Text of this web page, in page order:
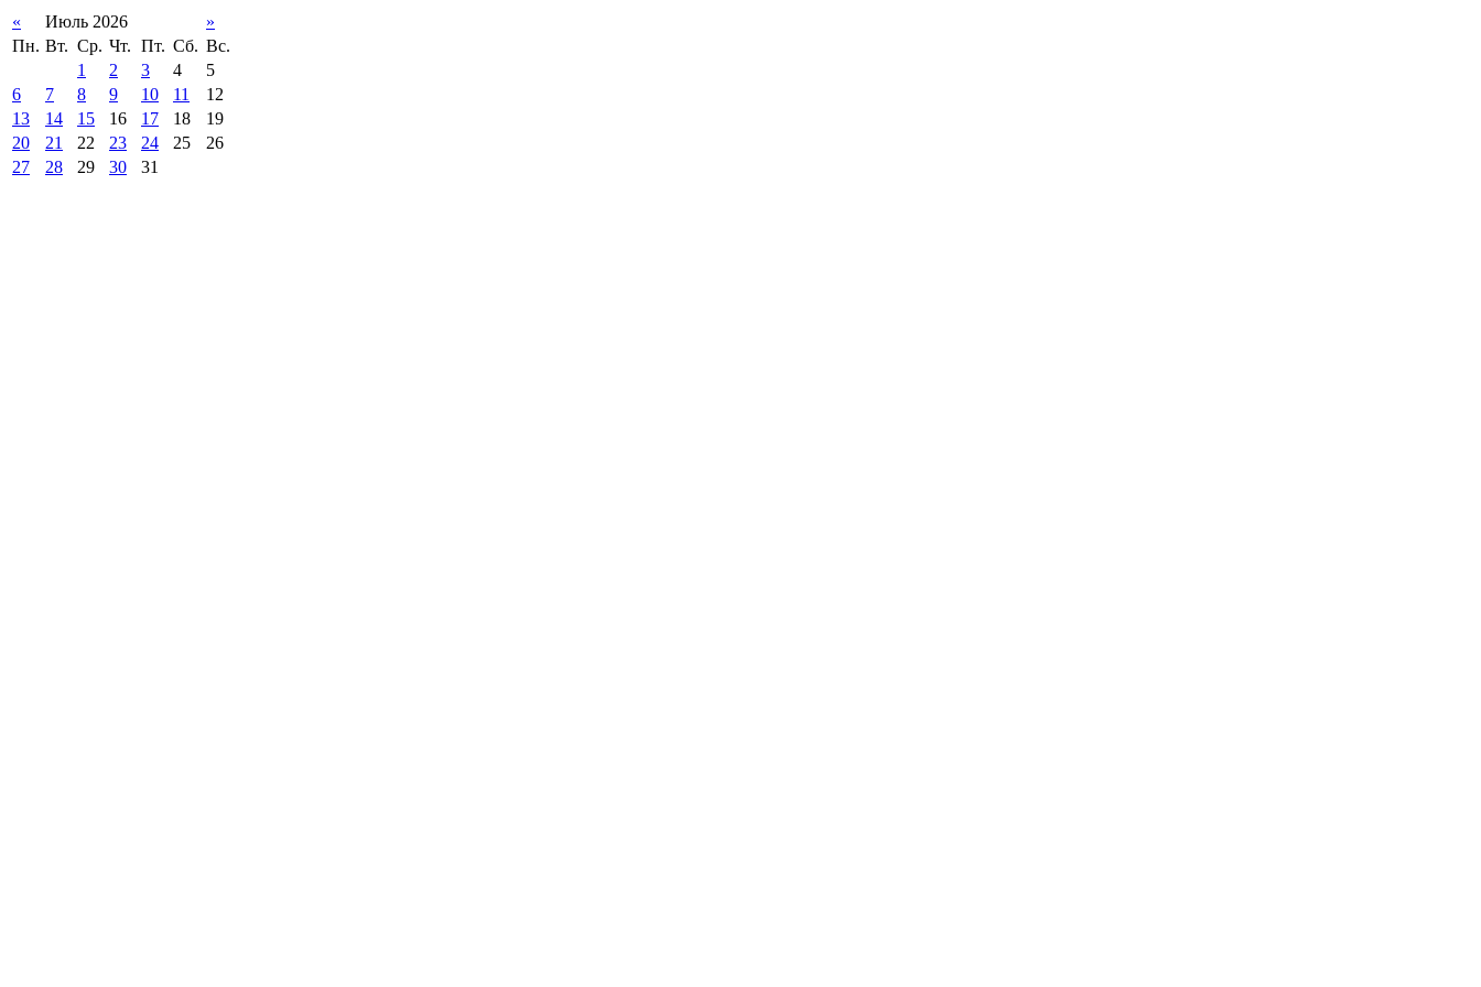
« Июль 2026
»
Пн. Вт. Ср. Чт. Пт. Сб. Вс.
1
2 3 4
5
6
7 8 9 10 11
12
13
14 15 16 17 18
19
20
21 22 23 24 25
26
27
28 29 30 31